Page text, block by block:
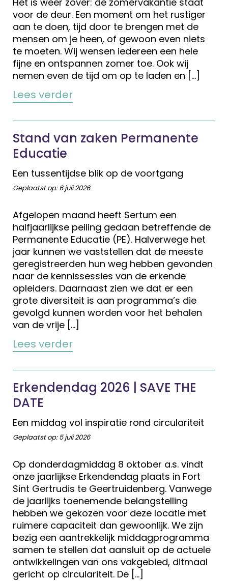
voor de deur. Een moment om het rustiger
aan te doen, tijd door te brengen met de
mensen om je heen, of gewoon even niets
te moeten. Wij wensen iedereen een hele
fijne en ontspannen zomer toe. Ook wij
nemen even de tijd om op te laden en […]
Lees verder
Stand van zaken Permanente
Educatie
Een tussentijdse blik op de voortgang
Geplaatst op:6 juli 2026
Afgelopen maand heeft Sertum een
halfjaarlijkse peiling gedaan betreffende de
Permanente Educatie (PE). Halverwege het
jaar kunnen we vaststellen dat de meeste
geregistreerden hun weg hebben gevonden
naar de kennissessies van de erkende
opleiders. Daarnaast zien we dat er een
grote diversiteit is aan programma’s die
gevolgd kunnen worden voor het behalen
van de vrije […]
Lees verder
Erkendendag 2026 | SAVE THE
DATE
Een middag vol inspiratie rond circulariteit
Geplaatst op:5 juli 2026
Op donderdagmiddag 8 oktober a.s. vindt
onze jaarlijkse Erkendendag plaats in Fort
Sint Gertrudis te Geertruidenberg. Vanwege
de jaarlijks toenemende belangstelling
hebben we gekozen voor deze locatie met
ruimere capaciteit dan gewoonlijk. We zijn
bezig een aantrekkelijk middagprogramma
samen te stellen dat aansluit op de actuele
ontwikkelingen van ons vakgebied, ditmaal
gericht op circulariteit. De […]